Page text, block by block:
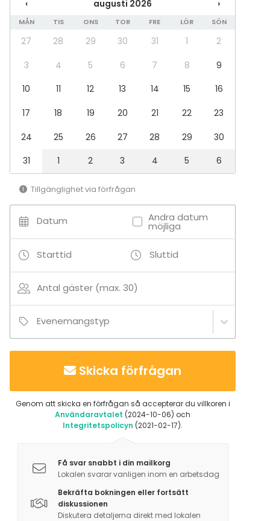
Spa / relax / bastu
Middag / Lunch
Konferens
Föreställning / show
Stuga / boende
Julbord / Julfest
Lokal
Anpassningsbar lokal
Lounge
Chambre séparée
Terrass / Gårdsplan
‹ augusti 2026 ›
MÅN TIS ONS TOR FRE LÖR SÖN
27 28 29 30 31 1
2
3
4 5 6 7 8
9
10
11 12 13 14 15
16
17
18 19 20 21 22
23
24
25 26 27 28 29
30
31
1 2 3 4 5 6
Tillgänglighet via förfrågan
Datum Andra datum
möjliga
Starttid Sluttid
Antal gäster (max. 30)
Evenemangstyp
Skicka förfrågan
Genom att skicka en förfrågan så accepterar du villkoren i
Användaravtalet (2024-10-06) och
Integritetspolicyn (2021-02-17).
Få svar snabbt i din mailkorg
Lokalen svarar vanligen inom en arbetsdag
Bekräfta bokningen eller fortsätt
diskussionen
Diskutera detaljerna direkt med lokalen